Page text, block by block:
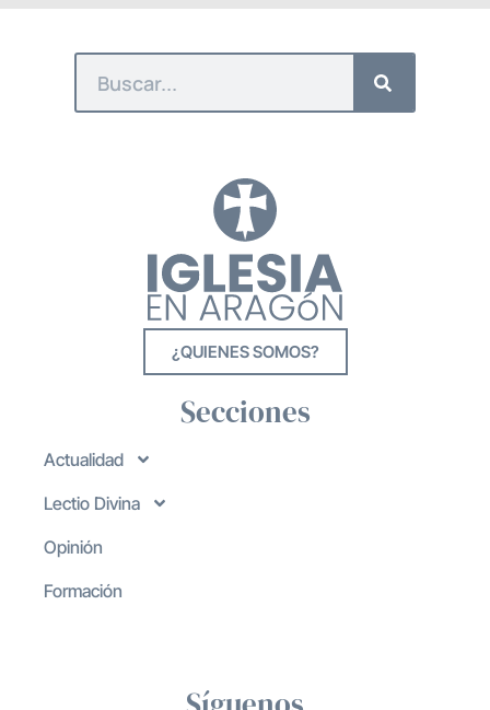
¿QUIENES SOMOS?
Secciones
Actualidad
Lectio Divina
Opinión
Formación